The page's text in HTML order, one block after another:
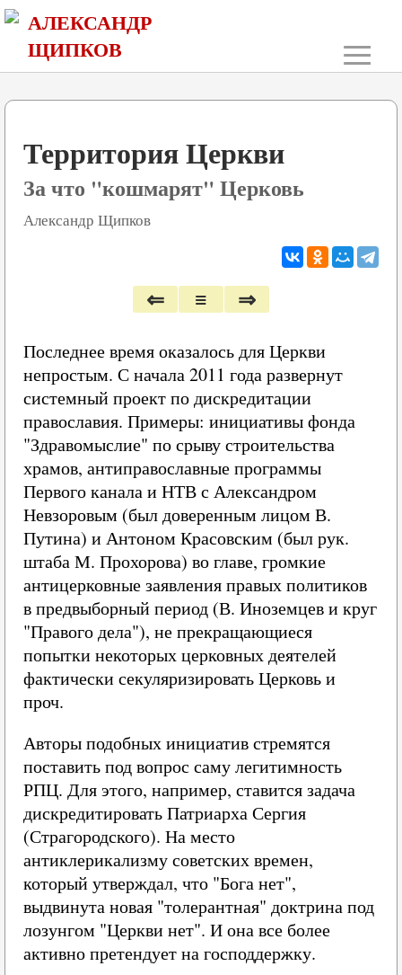
АЛЕКСАНДР
ЩИПКОВ
≡
Территория Церкви
За что "кошмарят" Церковь
Александр Щипков
⇐ ≡ ⇒
Последнее время оказалось для Церкви
непростым. С начала 2011 года развернут
системный проект по дискредитации
православия. Примеры: инициативы фонда
"Здравомыслие" по срыву строительства
храмов, антиправославные программы
Первого канала и НТВ с Александром
Невзоровым (был доверенным лицом В.
Путина) и Антоном Красовским (был рук.
штаба М. Прохорова) во главе, громкие
антицерковные заявления правых политиков
в предвыборный период (В. Иноземцев и круг
"Правого дела"), не прекращающиеся
попытки некоторых церковных деятелей
фактически секуляризировать Церковь и
проч.
Авторы подобных инициатив стремятся
поставить под вопрос саму легитимность
РПЦ. Для этого, например, ставится задача
дискредитировать Патриарха Сергия
(Страгородского). На место
антиклерикализму советских времен,
который утверждал, что "Бога нет",
выдвинута новая "толерантная" доктрина под
лозунгом "Церкви нет". И она все более
активно претендует на господдержку.